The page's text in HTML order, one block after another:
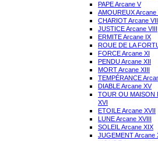
PAPE Arcane V
AMOUREUX Arcane
CHARIOT Arcane VII
JUSTICE Arcane VIII
ERMITE Arcane IX
ROUE DE LA
FORCE Arcane XI
PENDU Arcane XII
MORT Arcane XIII
TEMPÉRANCE
DIABLE Arcane XV
TOUR OU MAISON
XVI
ETOILE Arcane XVII
LUNE Arcane XVIII
SOLEIL Arcane XIX
JUGEMENT Arcane